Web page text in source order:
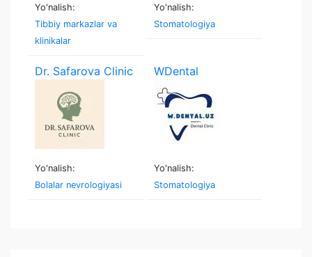
Yo'nalish:
Tibbiy markazlar va
klinikalar
Yo'nalish:
Stomatologiya
Dr. Safarova Clinic
Yo'nalish:
Bolalar nevrologiyasi
WDental
Yo'nalish:
Stomatologiya